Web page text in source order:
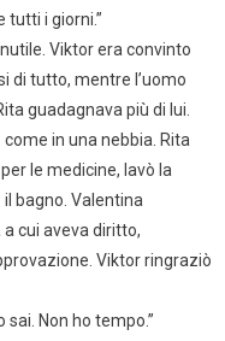
tutti i giorni.”
Viktor era convinto
di tutto, mentre l’uomo
guadagnava più di lui.
in una nebbia. Rita
le medicine, lavò la
bagno. Valentina
cui aveva diritto,
Viktor ringraziò
sai. Non ho tempo.”